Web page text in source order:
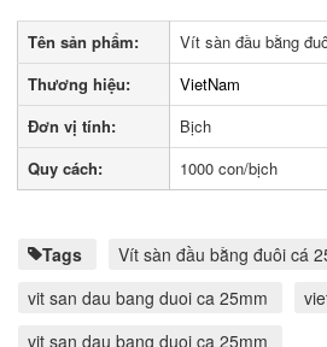
Tên sản phẩm:
Vít sàn đầu bằng
Thương hiệu:
VietNam
Đơn vị tính:
Bịch
Quy cách:
1000 con/bịch
Tags
Vít sàn đầu bằng đuôi cá
vit san dau bang duoi ca 25mm
vit san dau bang duoi ca 25mm